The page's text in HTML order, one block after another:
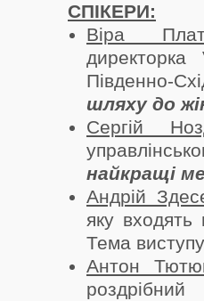
СПІКЕРИ:
Віра
Південно-
шляху до
Сергій
найкращі
Андрій
яку
Тема
Антон